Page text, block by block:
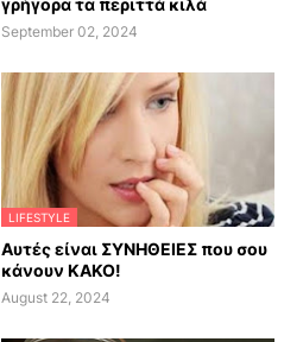
γρήγορα τα περιττά κιλά
September 02, 2024
LIFESTYLE
Αυτές είναι ΣΥΝΗΘΕΙΕΣ που σου
κάνουν ΚΑΚΟ!
August 22, 2024